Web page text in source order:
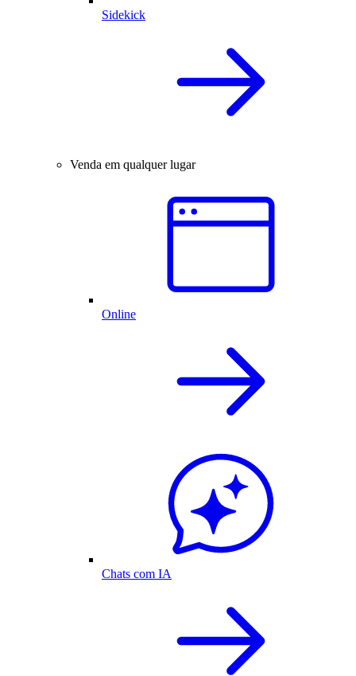
Sidekick
Venda em qualquer lugar
Online
Chats com IA